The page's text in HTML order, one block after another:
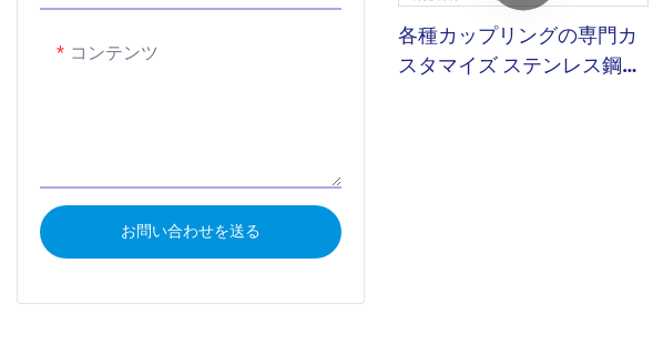
コンテンツ
お問い合わせを送る
各種カップリングの専門カ
スタマイズ ステンレス鋼ダ